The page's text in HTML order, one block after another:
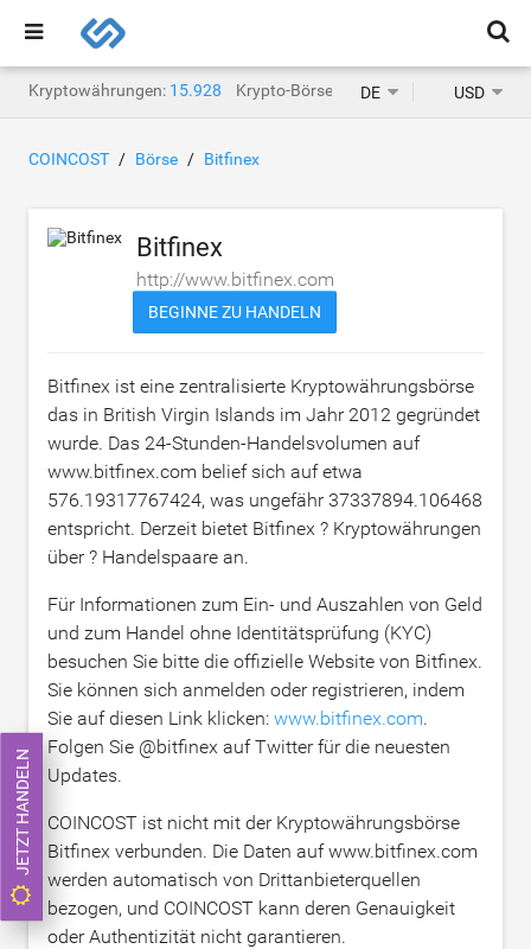
Kryptowährungen: 15.928 Krypto-Börsen: 1.471
DE USD
COINCOST Börse Bitfinex
Bitfinex
http://www.bitfinex.com
BEGINNE ZU HANDELN
Bitfinex ist eine zentralisierte Kryptowährungsbörse
das in British Virgin Islands im Jahr 2012 gegründet
wurde. Das 24-Stunden-Handelsvolumen auf
www.bitfinex.com belief sich auf etwa
576.19317767424, was ungefähr37337894.106468
entspricht. Derzeit bietet Bitfinex ? Kryptowährungen
über ? Handelspaare an.
Für Informationen zum Ein- und Auszahlen von Geld
und zum Handel ohne Identitätsprüfung (KYC)
besuchen Sie bitte die offizielle Website von Bitfinex.
Sie können sich anmelden oder registrieren, indem
Sie auf diesen Link klicken: www.bitfinex.com.
Folgen Sie @bitfinex auf Twitter für die neuesten
Updates.
COINCOST ist nicht mit der Kryptowährungsbörse
Bitfinex verbunden. Die Daten auf www.bitfinex.com
werden automatisch von Drittanbieterquellen
bezogen, und COINCOST kann deren Genauigkeit
oder Authentizität nicht garantieren.
JETZT HANDELN